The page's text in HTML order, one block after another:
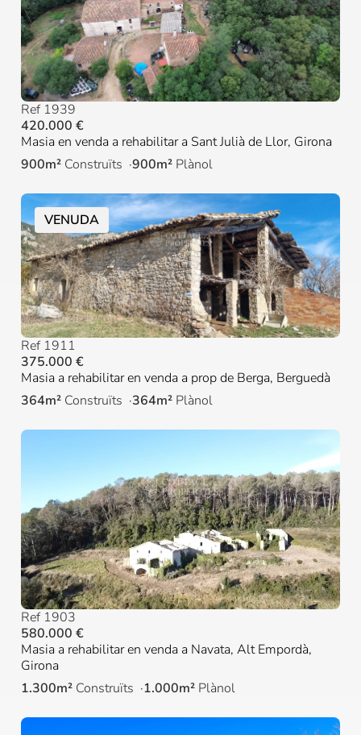
Ref 1939
420.000 €
Masia en venda a rehabilitar a Sant Julià de Llor, Girona
900m² Construïts 900m² Plànol
VENUDA
Ref 1911
375.000 €
Masia a rehabilitar en venda a prop de Berga, Berguedà
364m² Construïts 364m² Plànol
Ref 1903
580.000 €
Masia a rehabilitar en venda a Navata, Alt Empordà,
Girona
1.300m² Construïts 1.000m² Plànol